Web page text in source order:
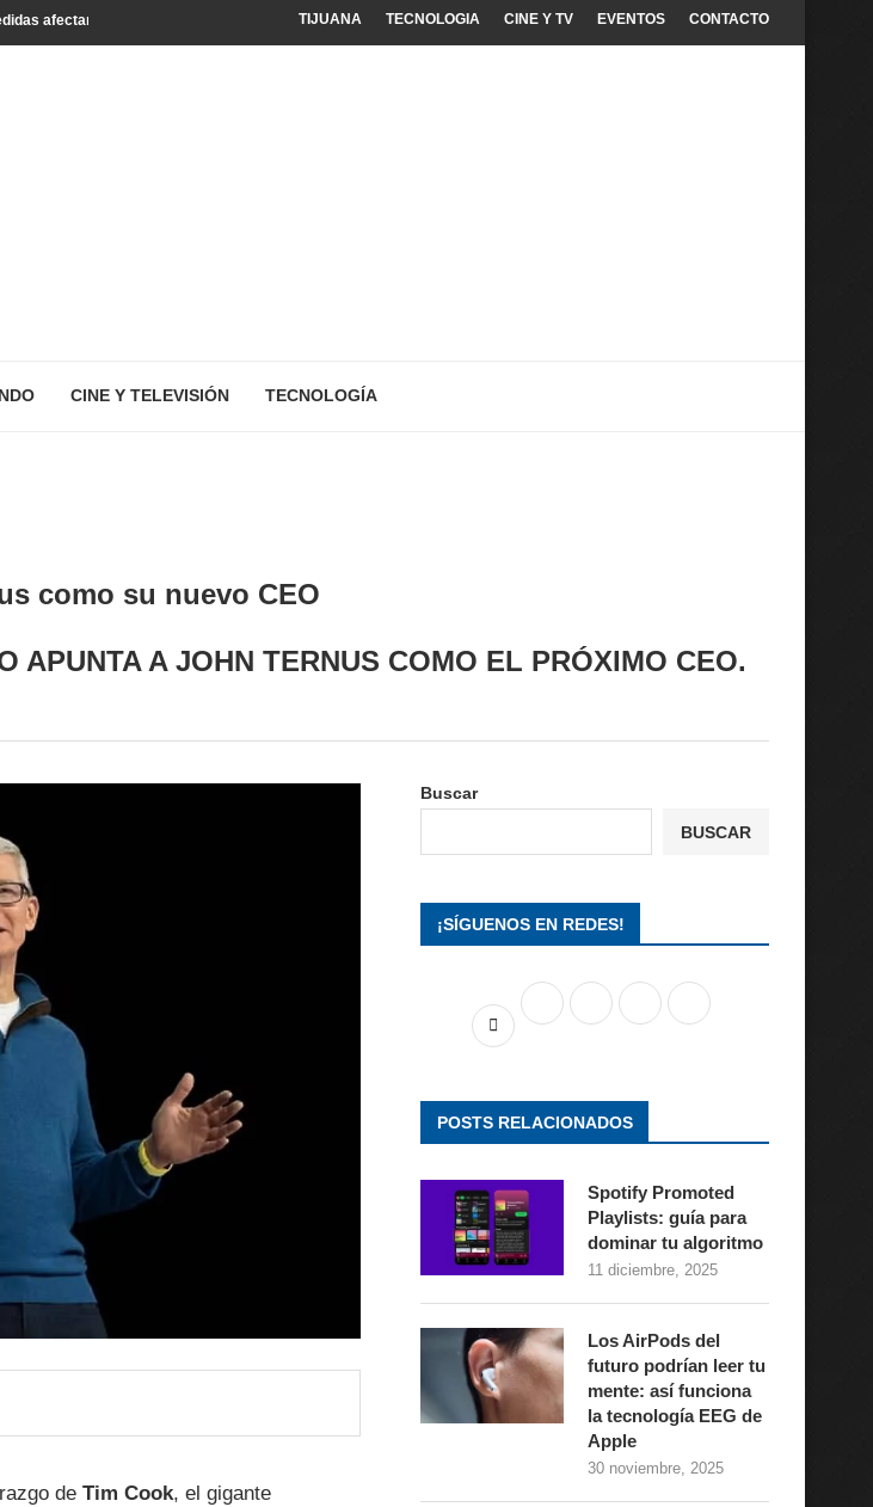
afectan a turistas y residentes legalesTIJUANA TECNOLOGIA CINE Y TV EVENTOS CONTACTO
CINE Y TELEVISIÓN TECNOLOGÍA
como su nuevo CEO
APUNTA A JOHN TERNUS COMO EL PRÓXIMO CEO.
de Tim Cook, el gigante
Buscar
BUSCAR
¡SÍGUENOS EN REDES!
POSTS RELACIONADOS
Spotify Promoted
Playlists: guía para
dominar tu algoritmo
11 diciembre, 2025
Los AirPods del
futuro podrían leer tu
mente: así funciona
la tecnología EEG de
Apple
30 noviembre, 2025